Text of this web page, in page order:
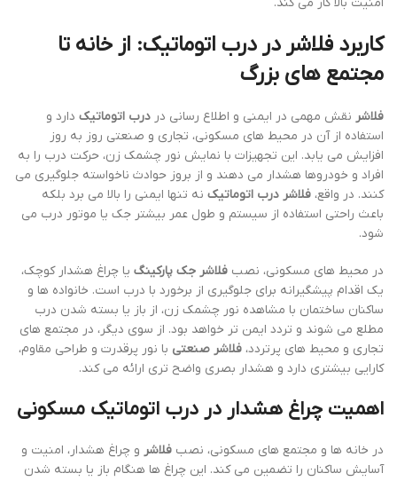
کاربرد فلاشر در درب اتوماتیک: از خانه تا
مجتمع های بزرگ
فلاشر نقش مهمی در ایمنی و اطلاع رسانی در درب اتوماتیک دارد و
استفاده از آن در محیط های مسکونی، تجاری و صنعتی روز به روز
افزایش می یابد. این تجهیزات با نمایش نور چشمک زن، حرکت درب را به
افراد و خودروها هشدار می دهند و از بروز حوادث ناخواسته جلوگیری می
کنند. در واقع، فلاشر درب اتوماتیک نه تنها ایمنی را بالا می برد بلکه
باعث راحتی استفاده از سیستم و طول عمر بیشتر جک یا موتور درب می
شود.
در محیط های مسکونی، نصب فلاشر جک پارکینگ یا چراغ هشدار کوچک،
یک اقدام پیشگیرانه برای جلوگیری از برخورد با درب است. خانواده ها و
ساکنان ساختمان با مشاهده نور چشمک زن، از باز یا بسته شدن درب
مطلع می شوند و تردد ایمن تر خواهد بود. از سوی دیگر، در مجتمع های
تجاری و محیط های پرتردد، فلاشر صنعتی با نور پرقدرت و طراحی مقاوم،
کارایی بیشتری دارد و هشدار بصری واضح تری ارائه می کند.
اهمیت چراغ هشدار در درب اتوماتیک مسکونی
در خانه ها و مجتمع های مسکونی، نصب فلاشر و چراغ هشدار، امنیت و
آسایش ساکنان را تضمین می کند. این چراغ ها هنگام باز یا بسته شدن